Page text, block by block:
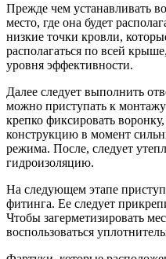
Прежде чем устанавливать
место, где она будет
низкие точки кровли,
располагаться по всей
уровня эффективности.
Далее следует выполнить
можно приступать к
крепко фиксировать
конструкцию в момент
режима. После, следует
гидроизоляцию.
На следующем этапе
фитинга. Ее следует
Чтобы загерметизировать
воспользоваться